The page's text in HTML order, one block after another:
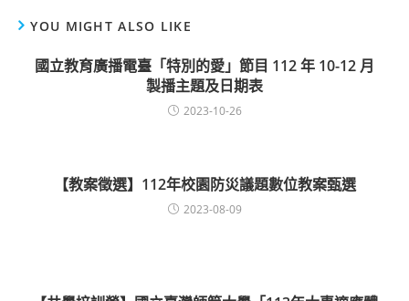
YOU MIGHT ALSO LIKE
國立教育廣播電臺「特別的愛」節目 112 年 10-12 月
製播主題及日期表
2023-10-26
【教案徵選】112年校園防災議題數位教案甄選
2023-08-09